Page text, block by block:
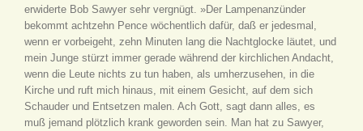
erwiderte Bob Sawyer sehr vergnügt. »Der Lampenanzünder
bekommt achtzehn Pence wöchentlich dafür, daß er jedesmal,
wenn er vorbeigeht, zehn Minuten lang die Nachtglocke läutet, und
mein Junge stürzt immer gerade während der kirchlichen Andacht,
wenn die Leute nichts zu tun haben, als umherzusehen, in die
Kirche und ruft mich hinaus, mit einem Gesicht, auf dem sich
Schauder und Entsetzen malen. Ach Gott, sagt dann alles, es
muß jemand plötzlich krank geworden sein. Man hat zu Sawyer,